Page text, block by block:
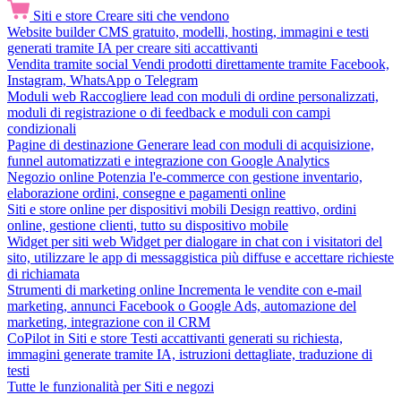
Siti e store Creare siti che vendono
Website builder CMS gratuito, modelli, hosting, immagini e testi
generati tramite IA per creare siti accattivanti
Vendita tramite social Vendi prodotti direttamente tramite Facebook,
Instagram, WhatsApp o Telegram
Moduli web Raccogliere lead con moduli di ordine personalizzati,
moduli di registrazione o di feedback e moduli con campi
condizionali
Pagine di destinazione Generare lead con moduli di acquisizione,
funnel automatizzati e integrazione con Google Analytics
Negozio online Potenzia l'e-commerce con gestione inventario,
elaborazione ordini, consegne e pagamenti online
Siti e store online per dispositivi mobili Design reattivo, ordini
online, gestione clienti, tutto su dispositivo mobile
Widget per siti web Widget per dialogare in chat con i visitatori del
sito, utilizzare le app di messaggistica più diffuse e accettare richieste
di richiamata
Strumenti di marketing online Incrementa le vendite con e-mail
marketing, annunci Facebook o Google Ads, automazione del
marketing, integrazione con il CRM
CoPilot in Siti e store Testi accattivanti generati su richiesta,
immagini generate tramite IA, istruzioni dettagliate, traduzione di
testi
Tutte le funzionalità per Siti e negozi